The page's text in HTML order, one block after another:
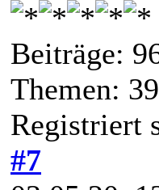
Beiträge:
Themen: 39
Registriert
#7